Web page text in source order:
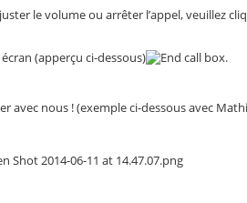
le volume ou arrêter l’appel, veuillez
(apperçu ci-dessous)
avec nous ! (exemple ci-dessous avec